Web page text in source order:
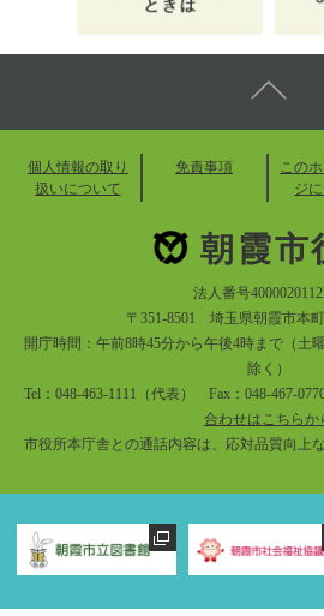
個人情報の取り
扱いについて
免責事項
この
ジ
朝霞市
法人番号
〒351-8501 埼玉県朝霞市本
開庁時間：午前8時45分から午後4時まで（土
除く）
Tel：048-463-1111（代表） Fax：048-467-
合わせはこちらか
市役所本庁舎との通話内容は、応対品質向上